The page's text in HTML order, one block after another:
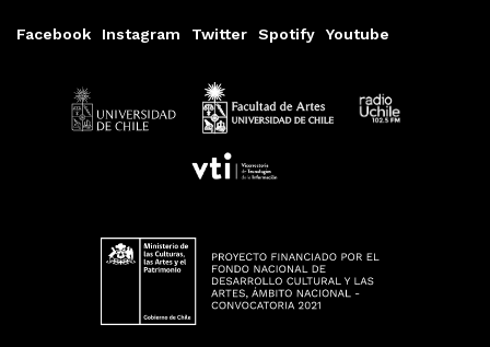
Facebook Instagram Twitter Spotify Youtube